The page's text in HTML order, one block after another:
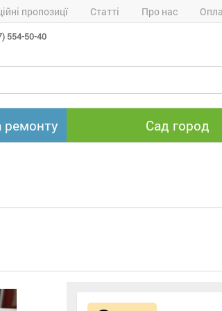
пропозицї Статті Про нас
554-50-40
ремонту Сад город